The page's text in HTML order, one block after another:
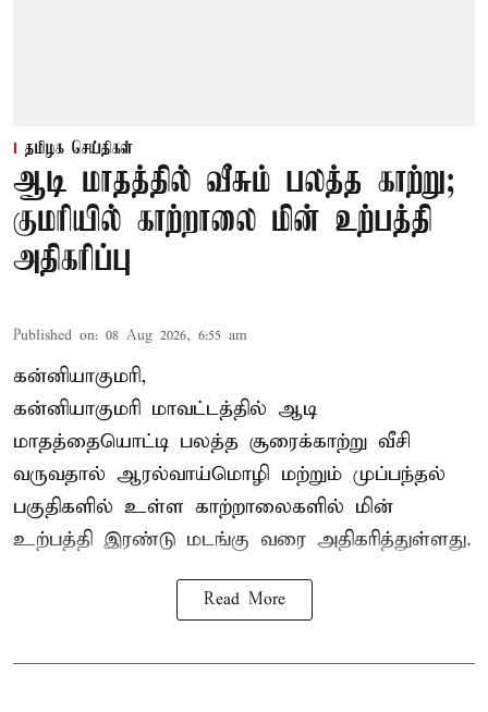
தமிழக செய்திகள்
ஆடி மாதத்தில் வீசும் பலத்த காற்று;
குமரியில் காற்றாலை மின் உற்பத்தி
அதிகரிப்பு
Published on: 08 Aug 2026, 6:55 am
கன்னியாகுமரி,
கன்னியாகுமரி மாவட்டத்தில் ஆடி
மாதத்தையொட்டி பலத்த சூரைக்காற்று வீசி
வருவதால் ஆரல்வாய்மொழி மற்றும் முப்பந்தல்
பகுதிகளில் உள்ள காற்றாலைகளில் மின்
உற்பத்தி இரண்டு மடங்கு வரை அதிகரித்துள்ளது.
Read More